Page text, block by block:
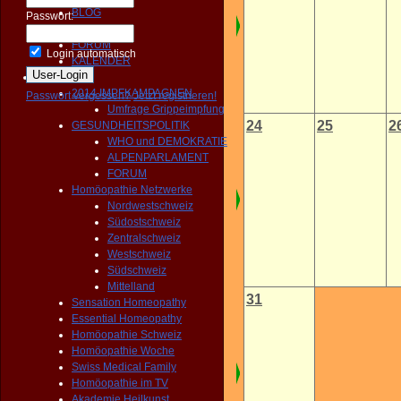
BLOG
NEWS
FORUM
KALENDER
Aktivitäten
2014 IMPFKAMPAGNEN
Umfrage Grippeimpfung
GESUNDHEITSPOLITIK
WHO und DEMOKRATIE
ALPENPARLAMENT
FORUM
Homöopathie Netzwerke
Nordwestschweiz
Südostschweiz
Zentralschweiz
Westschweiz
Südschweiz
Mittelland
Sensation Homeopathy
Essential Homeopathy
Homöopathie Schweiz
Homöopathie Woche
Swiss Medical Family
Homöopathie im TV
Passwort:
Login automatisch
Passwort vergessen? Jetzt registrieren!
24 25
31